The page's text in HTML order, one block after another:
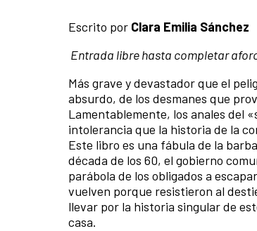
Escrito por Clara Emilia Sánchez
Entrada libre hasta completar
Más grave y devastador que el
absurdo, de los desmanes que
Lamentablemente, los anales del
intolerancia que la historia de la
Este libro es una fábula de la
década de los 60, el gobierno
parábola de los obligados a
vuelven porque resistieron al
llevar por la historia singular de
casa.